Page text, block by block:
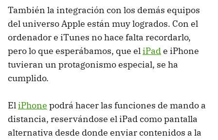
También la integración con los demás equipos
del universo Apple están muy logrados. Con el
ordenador e iTunes no hace falta recordarlo,
pero lo que esperábamos, que eliPade iPhone
tuvieran un protagonismo especial, se ha
cumplido.
EliPhone podrá hacer las funciones de mando a
distancia, reservándose el iPad como pantalla
alternativa desde donde enviar contenidos a la